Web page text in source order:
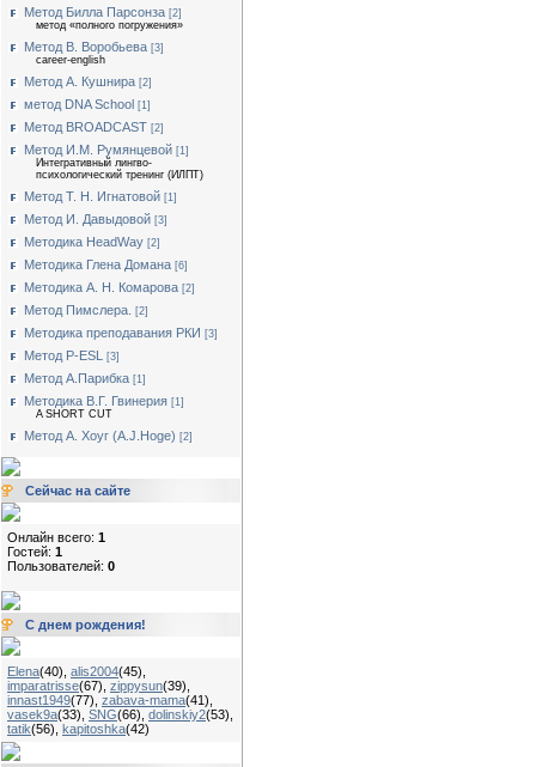
Метод Билла Парсонза [2]
метод «полного погружения»
Метод В. Воробьева [3]
career-english
Метод А. Кушнира [2]
метод DNA School [1]
Метод BROADCAST [2]
Метод И.М. Румянцевой [1]
Интегративный лингво-
психологический тренинг (ИЛПТ)
Метод Т. Н. Игнатовой [1]
Метод И. Давыдовой [3]
Методика HeadWay [2]
Методика Глена Домана [6]
Методика А. Н. Комарова [2]
Метод Пимслера. [2]
Методика преподавания РКИ [3]
Метод P-ESL [3]
Метод А.Парибка [1]
Методика В.Г. Гвинерия [1]
A SHORT CUT
Метод А. Хоуг (А.J.Нoge) [2]
Сейчас на сайте
Онлайн всего: 1
Гостей: 1
Пользователей: 0
С днем рождения!
Elena(40) alis2004(45)
imparatrisse(67) zippysun(39)
innast1949(77) zabava-mama(41)
vasek9a(33) SNG(66) dolinskiy2(53)
tatik(56) kapitoshka(42)